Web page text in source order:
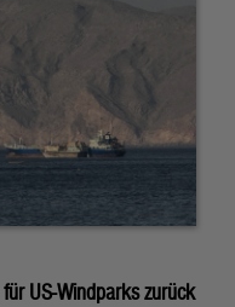
US-Windparks zurück